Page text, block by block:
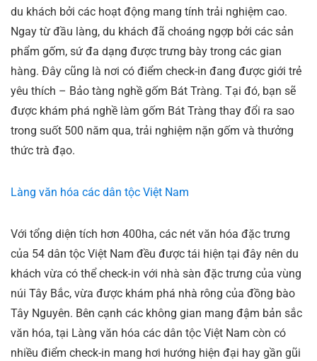
du khách bởi các hoạt động mang tính trải nghiệm cao.
Ngay từ đầu làng, du khách đã choáng ngợp bởi các sản
phẩm gốm, sứ đa dạng được trưng bày trong các gian
hàng. Đây cũng là nơi có điểm check-in đang được giới trẻ
yêu thích – Bảo tàng nghề gốm Bát Tràng. Tại đó, bạn sẽ
được khám phá nghề làm gốm Bát Tràng thay đổi ra sao
trong suốt 500 năm qua, trải nghiệm nặn gốm và thưởng
thức trà đạo.
Làng văn hóa các dân tộc Việt Nam
Với tổng diện tích hơn 400ha, các nét văn hóa đặc trưng
của 54 dân tộc Việt Nam đều được tái hiện tại đây nên du
khách vừa có thể check-in với nhà sàn đặc trưng của vùng
núi Tây Bắc, vừa được khám phá nhà rông của đồng bào
Tây Nguyên. Bên cạnh các không gian mang đậm bản sắc
văn hóa, tại Làng văn hóa các dân tộc Việt Nam còn có
nhiều điểm check-in mang hơi hướng hiện đại hay gần gũi